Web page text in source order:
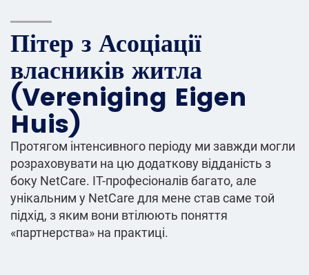
Пітер з Асоціації
власників житла
(Vereniging Eigen
Huis)
Протягом інтенсивного періоду ми завжди могли
розраховувати на цю додаткову відданість з
боку NetCare. ІТ-професіоналів багато, але
унікальним у NetCare для мене став саме той
підхід, з яким вони втілюють поняття
«партнерства» на практиці.